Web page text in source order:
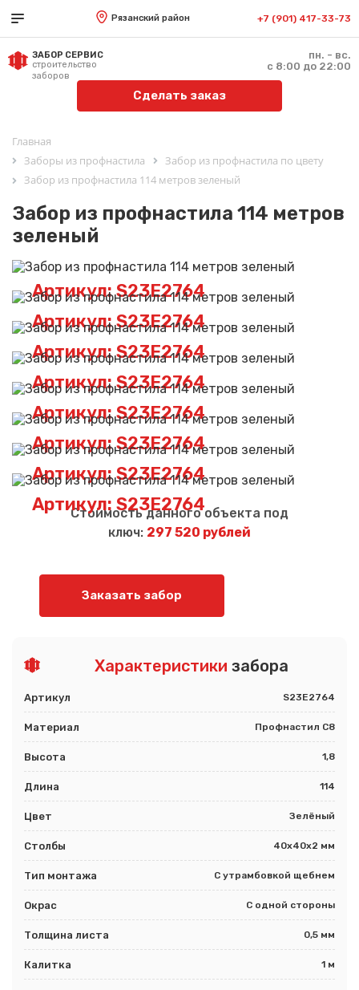
Рязанский район +7 (901) 417-33-73
ЗАБОР СЕРВИС
строительство
заборов
пн. - вс.
с 8:00 до 22:00
Сделать заказ
Главная
Заборы из профнастила
Забор из профнастила по цвету
Забор из профнастила 114 метров зеленый
Забор из профнастила 114 метров
зеленый
Артикул: S23E2764
Артикул: S23E2764
Артикул: S23E2764
Артикул: S23E2764
Артикул: S23E2764
Артикул: S23E2764
Артикул: S23E2764
Артикул: S23E2764
Стоимость данного объекта под
ключ: 297 520 рублей
Заказать забор
Характеристики забора
Артикул S23E2764
Материал Профнастил С8
Высота 1,8
Длина 114
Цвет Зелёный
Столбы 40х40х2 мм
Тип монтажа С утрамбовкой щебнем
Окрас С одной стороны
Толщина листа 0,5 мм
Калитка 1 м